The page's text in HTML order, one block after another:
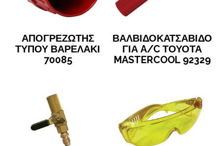
ΑΠΟΓΡΕΖΩΤΗΣ
ΤΥΠΟΥ ΒΑΡΕΛΑΚΙ
70085
ΒΑΛΒΙΔΟΚΑΤΣΑΒΙΔΟ
ΓΙΑ A/C ΤΟΥΟΤΑ
MASTERCOOL 92329